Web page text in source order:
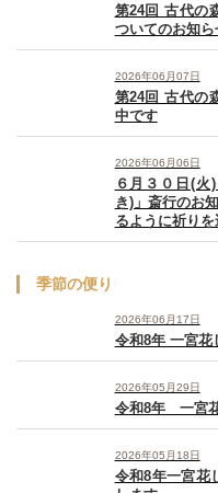
第24回 古代の
ついてのお知ら
2026年06月07日
第24回 古代の
中です
2026年06月06日
６月３０日(火
き)」斎行のお
るように祈りを
季節の便り
2026年06月17日
令和8年 一宮花
2026年05月29日
令和8年 一宮
2026年05月18日
令和8年一宮花